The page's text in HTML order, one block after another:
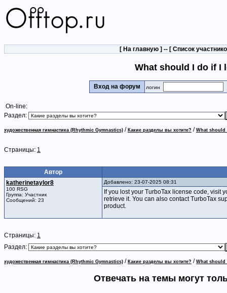
[ На главную ] -- [ Список
What should I do if I
Вход на форум логин
On-line:
Раздел:
художественная гимнастика (Rhythmic Gymnastics) / Какие разделы вы хотите? / What should
Страницы: 1
Автор
katherinetaylor8
100 RSG
Группа: Участник
Сообщений: 23
Добавлено: 23-07-2025 08:31
If you lost your TurboTax license code, visit
retrieve it. You can also contact TurboTax
product.
Страницы: 1
Раздел:
художественная гимнастика (Rhythmic Gymnastics) / Какие разделы вы хотите? / What should
Отвечать на темы могут